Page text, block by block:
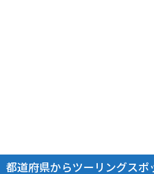
都道府県からツーリングスポ